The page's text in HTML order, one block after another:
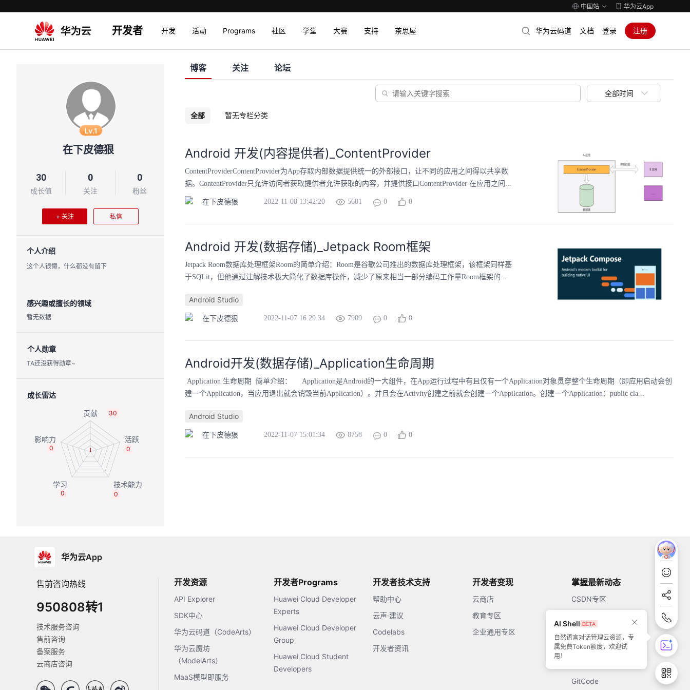
中国站 华为云App
开发者 开发 活动 Programs 社区 学堂 大赛 支持 茶思屋 华为云码道 文档 登录 注册
Lv.1
在下皮德狠
30
成长值
0
关注
0
粉丝
+ 关注 私信
个人介绍
这个人很懒，什么都没有留下
感兴趣或擅长的领域
暂无数据
个人勋章
TA还没获得勋章~
成长雷达
30
0
0
0
0
博客 关注 论坛
全部时间
全部 暂无专栏分类
Android 开发(内容提供者)_ContentProvider
ContentProviderContentProvider为App存取内部数据提供统一的外部接口，让不同的应用之间得以共享数
据。ContentProvider只允许访问者获取提供者允许获取的内容，并提供接口ContentProvider 在应用之间...
在下皮德狠 2022-11-08 13:42:20 5681 0 0
Android 开发(数据存储)_Jetpack Room框架
Jetpack Room数据库处理框架Room的简单介绍：Room是谷歌公司推出的数据库处理框架，该框架同样基
于SQLit，但他通过注解技术极大简化了数据库操作，减少了原来相当一部分编码工作量Room框架的...
Android Studio
在下皮德狠 2022-11-07 16:29:34 7909 0 0
Android开发(数据存储)_Application生命周期
Application 生命周期 简单介绍： Application是Android的一大组件，在App运行过程中有且仅有一个Application对象贯穿整个生命周期（即应用启动会创
建一个Application，当应用退出就会销毁当前Application）。并且会在Activity创建之前就会创建一个Appilcation。创建一个Application：public cla...
Android Studio
在下皮德狠 2022-11-07 15:01:34 8758 0 0
华为云App
售前咨询热线
950808转1
技术服务咨询
售前咨询
备案服务
云商店咨询
开发资源
API Explorer
SDK中心
华为云码道（CodeArts）
华为云魔坊
（ModelArts）
MaaS模型即服务
开发者Programs
Huawei Cloud Developer
Experts
Huawei Cloud Developer
Group
Huawei Cloud Student
Developers
开发者技术支持
帮助中心
云声·建议
Codelabs
开发者资讯
开发者变现
云商店
教育专区
企业通用专区
掌握最新动态
CSDN专区
51CTO
GitCode
AI Shell
自然语言对话管理云资源，专
属免费Token额度，欢迎试
用！